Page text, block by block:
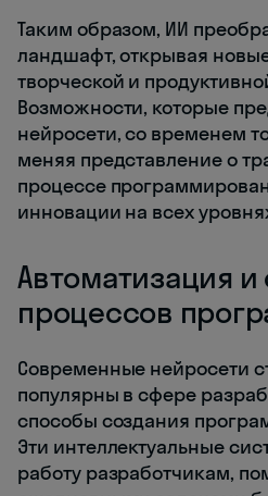
Таким образом, ИИ
ландшафт, открывая
творческой и
Возможности, которые
нейросети, со временем
меняя представление о
процессе
инновации на всех
Автоматизация
процессов
Современные нейросети
популярны в сфере
способы создания
Эти интеллектуальные
работу разработчикам,